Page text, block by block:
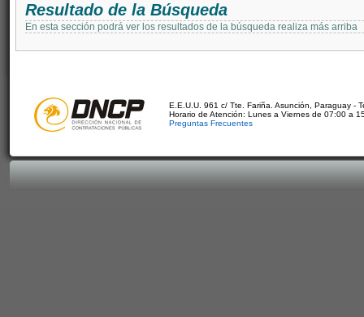
Resultado de la Búsqueda
En esta sección podrá ver los resultados de la búsqueda realiza más arriba
E.E.U.U. 961 c/ Tte. Fariña. Asunción, Paraguay -
Horario de Atención: Lunes a Viernes de 07:00 a
Preguntas Frecuentes